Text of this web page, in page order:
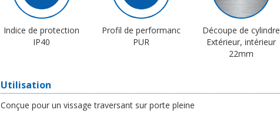
Indice de protection
IP40
Profil de performanc
PUR
Découpe de cylindre
Extérieur, intérieur
22mm
Utilisation
Conçue pour un vissage traversant sur porte pleine